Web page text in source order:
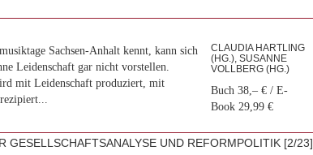
Sachsen-Anhalt kennt, kann sich
Leidenschaft gar nicht vorstellen.
mit Leidenschaft produziert, mit
CLAUDIA HARTLING
(HG.), SUSANNE
VOLLBERG (HG.)
Buch 38,– € / E-
Book 29,99 €
GESELLSCHAFTSANALYSE UND REFORMPOLITIK [2/23]